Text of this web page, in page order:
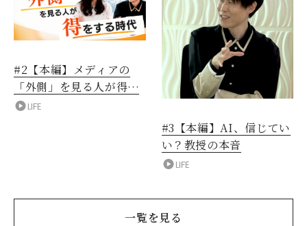
#2【本編】メディアの
「外側」を見る人が得を
する時代
LIFE
#3【本編】AI、信じてい
い？教授の本音
LIFE
一覧を見る